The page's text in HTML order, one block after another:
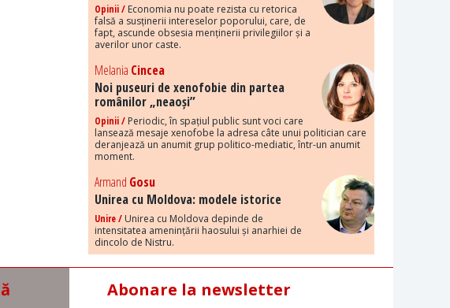
Opinii / Economia nu poate rezista cu retorica
falsă a susținerii intereselor poporului, care, de
fapt, ascunde obsesia menținerii privilegiilor și a
averilor unor caste.
Melania Cincea
Noi puseuri de xenofobie din partea
românilor „neaoși”
Opinii / Periodic, în spațiul public sunt voci care
lansează mesaje xenofobe la adresa câte unui politician care
deranjează un anumit grup politico-mediatic, într-un anumit
moment.
Armand Gosu
Unirea cu Moldova: modele istorice
Unire / Unirea cu Moldova depinde de
intensitatea amenințării haosului și anarhiei de
dincolo de Nistru.
Abonare la newsletter